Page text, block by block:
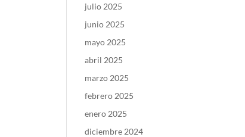
julio 2025
junio 2025
mayo 2025
abril 2025
marzo 2025
febrero 2025
enero 2025
diciembre 2024